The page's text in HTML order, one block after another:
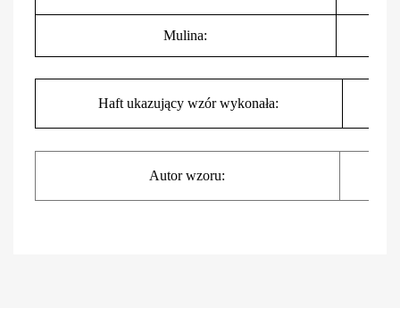
Mulina:
Haft ukazujący wzór wykonała:
Autor wzoru: